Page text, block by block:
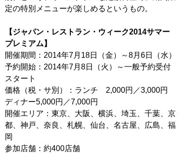
定の特別メニューが楽しめるというもの。
【ジャパン・レストラン・ウィーク2014サマー
プレミアム】
開催期間：2014年7月18日（金）～8月6日（水）
予約開始：2014年7月8日（火）～一般予約受付
スタート
価格（税・サ別）：ランチ 2,000円／3,000円
ディナー5,000円／7,000円
開催エリア：東京、大阪、横浜、埼玉、千葉、京
都、神戸、奈良、札幌、仙台、名古屋、広島、福
岡
参加店舗：約400店舗